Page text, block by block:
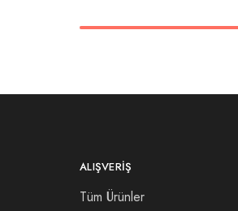
ALIŞVERIŞ
Tüm Ürünler